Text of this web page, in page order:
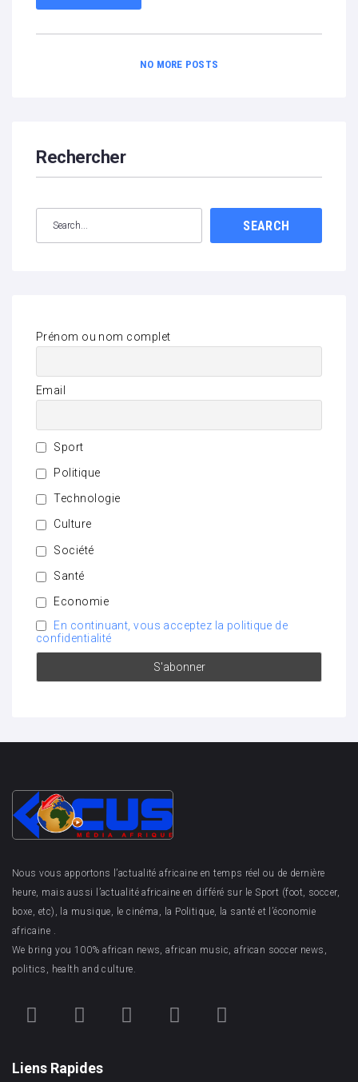
NO MORE POSTS
Rechercher
SEARCH
Prénom ou nom complet
Email
Sport
Politique
Technologie
Culture
Société
Santé
Economie
En continuant, vous acceptez la politique de
confidentialité
Nous vous apportons l’actualité africaine en temps réel ou de dernière
heure, mais aussi l’actualité africaine en différé sur le Sport (foot, soccer,
boxe, etc), la musique, le cinéma, la Politique, la santé et l’économie
africaine .
We bring you 100% african news, african music, african soccer news,
politics, health and culture.
Liens Rapides